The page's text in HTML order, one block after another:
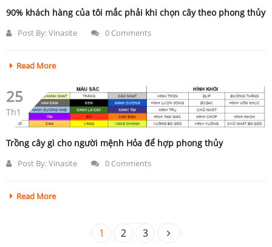
90% khách hàng của tôi mắc phải khi chọn cây theo phong thủy
Post By:Vinasite 0 Comments
Read More
25
Th1
Trồng cây gì cho người mệnh Hỏa để hợp phong thủy
Post By:Vinasite 0 Comments
Read More
1 2 3